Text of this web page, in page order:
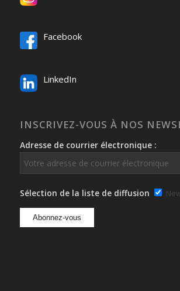
Facebook
LinkedIn
INSCRIVEZ-VOUS À NOS
Adresse de courrier électronique :
Sélection de la liste de diffusion